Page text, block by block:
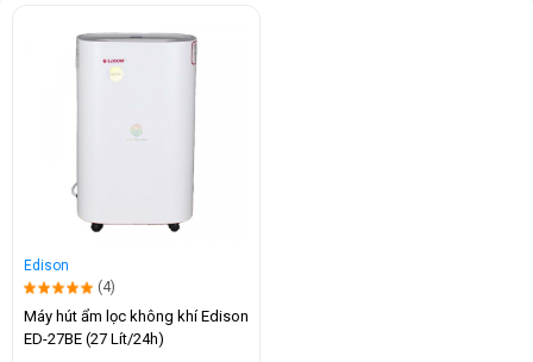
Edison
(4)
Máy hút ẩm lọc không khí Edison
ED-27BE (27 Lít/24h)